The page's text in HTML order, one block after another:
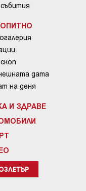
дата
на деня
И ЗДРАВЕ